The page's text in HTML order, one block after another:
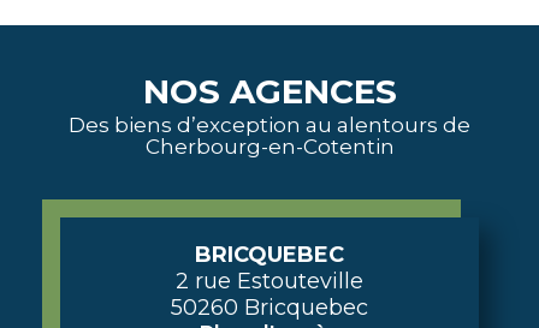
NOS AGENCES
Des biens d’exception au alentours de
Cherbourg-en-Cotentin
BRICQUEBEC
2 rue Estouteville
50260 Bricquebec